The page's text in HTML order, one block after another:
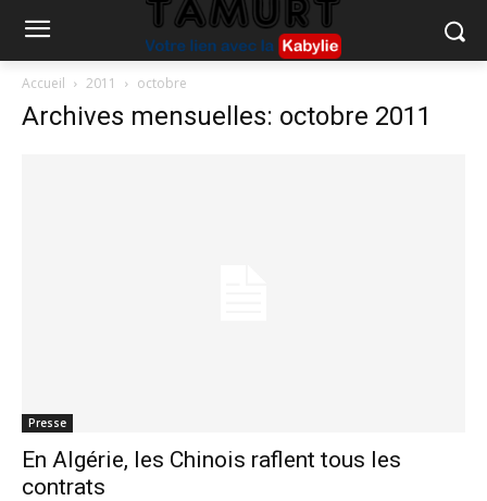
Accueil 2011 octobre
Archives mensuelles: octobre 2011
Presse
En Algérie, les Chinois raflent tous les
contrats